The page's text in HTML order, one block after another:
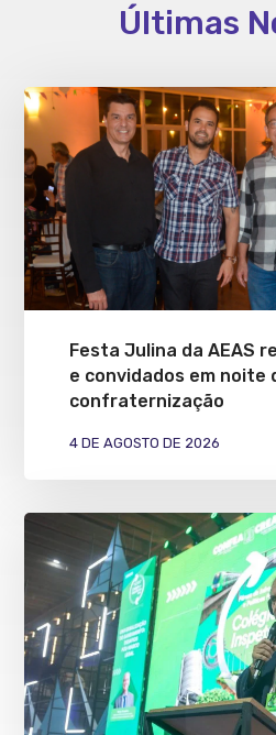
Últimas
Festa Julina da AEAS
e convidados em noite
confraternização
4 DE AGOSTO DE 2026